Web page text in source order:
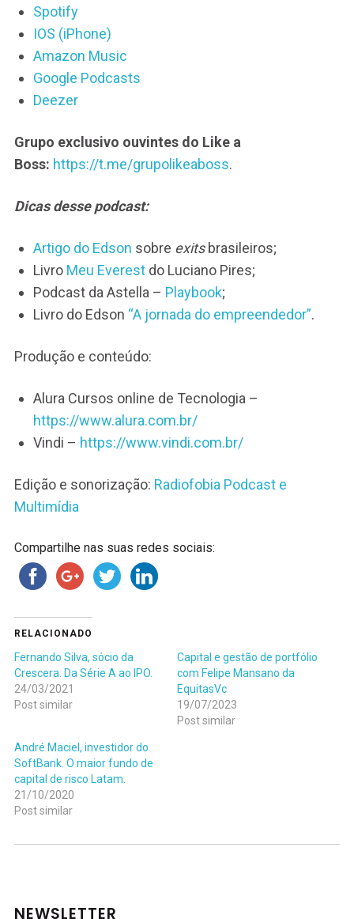
Spotify
IOS (iPhone)
Amazon Music
Google Podcasts
Deezer
Grupo exclusivo ouvintes do Like a
Boss: https://t.me/grupolikeaboss.
Dicas desse podcast:
Artigo do Edson sobre exitsbrasileiros;
Livro Meu Everestdo Luciano Pires;
Podcast da Astella – Playbook;
Livro do Edson “A jornada do empreendedor”.
Produção e conteúdo:
Alura Cursos online de Tecnologia –
https://www.alura.com.br/
Vindi – https://www.vindi.com.br/
Edição e sonorização: Radiofobia Podcast e
Multimídia
Compartilhe nas suas redes sociais:
RELACIONADO
Fernando Silva, sócio da
Crescera. Da Série A ao IPO.
24/03/2021
Post similar
Capital e gestão de portfólio
com Felipe Mansano da
EquitasVc
19/07/2023
Post similar
André Maciel, investidor do
SoftBank. O maior fundo de
capital de risco Latam.
21/10/2020
Post similar
NEWSLETTER